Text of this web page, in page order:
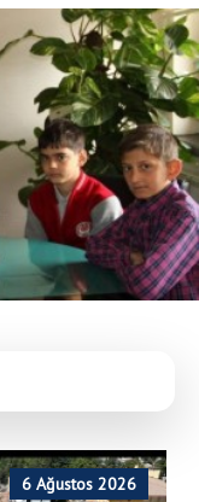
6 Ağustos 2026